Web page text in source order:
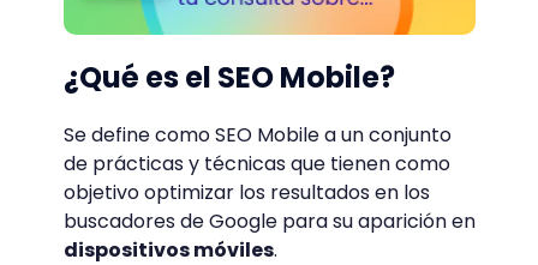
¿Qué es el SEO Mobile?
Se define como SEO Mobile a un conjunto
de prácticas y técnicas que tienen como
objetivo optimizar los resultados en los
buscadores de Google para su aparición en
dispositivos móviles.